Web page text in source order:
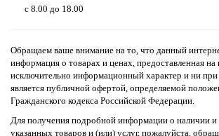
с 8.00 до 18.00
Обращаем ваше внимание на то, что данный
информация о товарах и ценах, предоставленная на
исключительно информационный характер и ни при
является публичной офертой, определяемой
Гражданского кодекса Российской Федерации.
Для получения подробной информации о наличии и
указанных товаров и (или) услуг, пожалуйста,